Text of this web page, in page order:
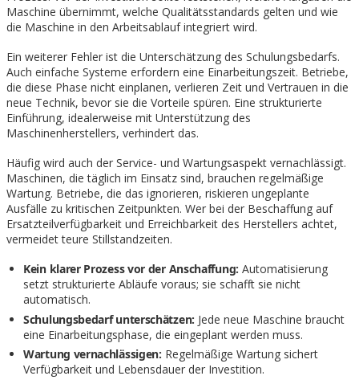
Maschine übernimmt, welche Qualitätsstandards gelten und wie
die Maschine in den Arbeitsablauf integriert wird.
Ein weiterer Fehler ist die Unterschätzung des Schulungsbedarfs.
Auch einfache Systeme erfordern eine Einarbeitungszeit. Betriebe,
die diese Phase nicht einplanen, verlieren Zeit und Vertrauen in die
neue Technik, bevor sie die Vorteile spüren. Eine strukturierte
Einführung, idealerweise mit Unterstützung des
Maschinenherstellers, verhindert das.
Häufig wird auch der Service- und Wartungsaspekt vernachlässigt.
Maschinen, die täglich im Einsatz sind, brauchen regelmäßige
Wartung. Betriebe, die das ignorieren, riskieren ungeplante
Ausfälle zu kritischen Zeitpunkten. Wer bei der Beschaffung auf
Ersatzteilverfügbarkeit und Erreichbarkeit des Herstellers achtet,
vermeidet teure Stillstandzeiten.
Kein klarer Prozess vor der Anschaffung: Automatisierung
setzt strukturierte Abläufe voraus; sie schafft sie nicht
automatisch.
Schulungsbedarf unterschätzen: Jede neue Maschine braucht
eine Einarbeitungsphase, die eingeplant werden muss.
Wartung vernachlässigen: Regelmäßige Wartung sichert
Verfügbarkeit und Lebensdauer der Investition.